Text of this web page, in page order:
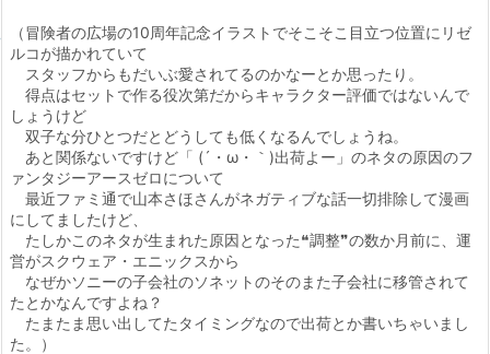
（冒険者の広場の10周年記念イラストでそこそこ目立つ位置にリゼ
ルコが描かれていて
スタッフからもだいぶ愛されてるのかなーとか思ったり。
得点はセットで作る役次第だからキャラクター評価ではないんで
しょうけど
双子な分ひとつだとどうしても低くなるんでしょうね。
あと関係ないですけど「 (´・ω・｀)出荷よー」のネタの原因のフ
ァンタジーアースゼロについて
最近ファミ通で山本さほさんがネガティブな話一切排除して漫画
にしてましたけど、
たしかこのネタが生まれた原因となった❝調整❞の数か月前に、運
営がスクウェア・エニックスから
なぜかソニーの子会社のソネットのそのまた子会社に移管されて
たとかなんですよね？
たまたま思い出してたタイミングなので出荷とか書いちゃいまし
た。）